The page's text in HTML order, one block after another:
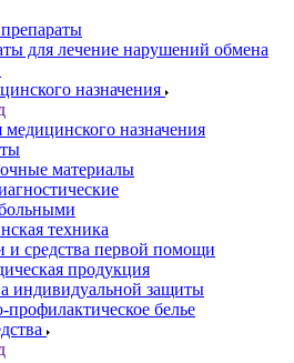
для лечение нарушений обмена
назначения
медицинского назначения
материалы
техника
и средства первой помощи
продукция
индивидуальной защиты
профилактическое белье